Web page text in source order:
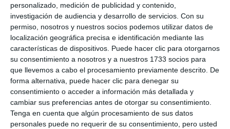
personalizado, medición de publicidad y contenido,
investigación de audiencia y desarrollo de servicios. Con su
permiso, nosotros y nuestros socios podemos utilizar datos de
localización geográfica precisa e identificación mediante las
características de dispositivos. Puede hacer clic para otorgarnos
su consentimiento a nosotros y a nuestros 1733 socios para
que llevemos a cabo el procesamiento previamente descrito. De
forma alternativa, puede hacer clic para denegar su
consentimiento o acceder a información más detallada y
cambiar sus preferencias antes de otorgar su consentimiento.
Tenga en cuenta que algún procesamiento de sus datos
personales puede no requerir de su consentimiento, pero usted
The peña Unión del Cante is
celebrating the XXXV Festival
Velero Flamenco on Friday
ACTUALIDAD
La peña Unión del Cante celebra
este viernes el XXXV Festival
Velero Flamenco
ACTUALIDAD